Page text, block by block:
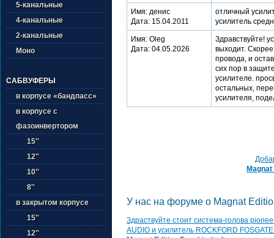
5-канальные
4-канальные
2-канальные
Моно
САБВУФЕРЫ
в корпусе «бандпасс»
в корпусе с
фазоинвертором
15''
12''
10''
8''
в закрытом корпусе
15''
12''
Имя: денис
Дата: 15.04.2011
отличный
усилитель
Имя: Oleg
Дата: 04.05.2026
Здравствуйте!
выходит. Скорее
провода, и
сих пор в
усилителе.
остальных,
усилителя,
У нас на форуме о Magnat
Здраствуйте стоит система-голова
AUDIO и усилитель ROCKFORD